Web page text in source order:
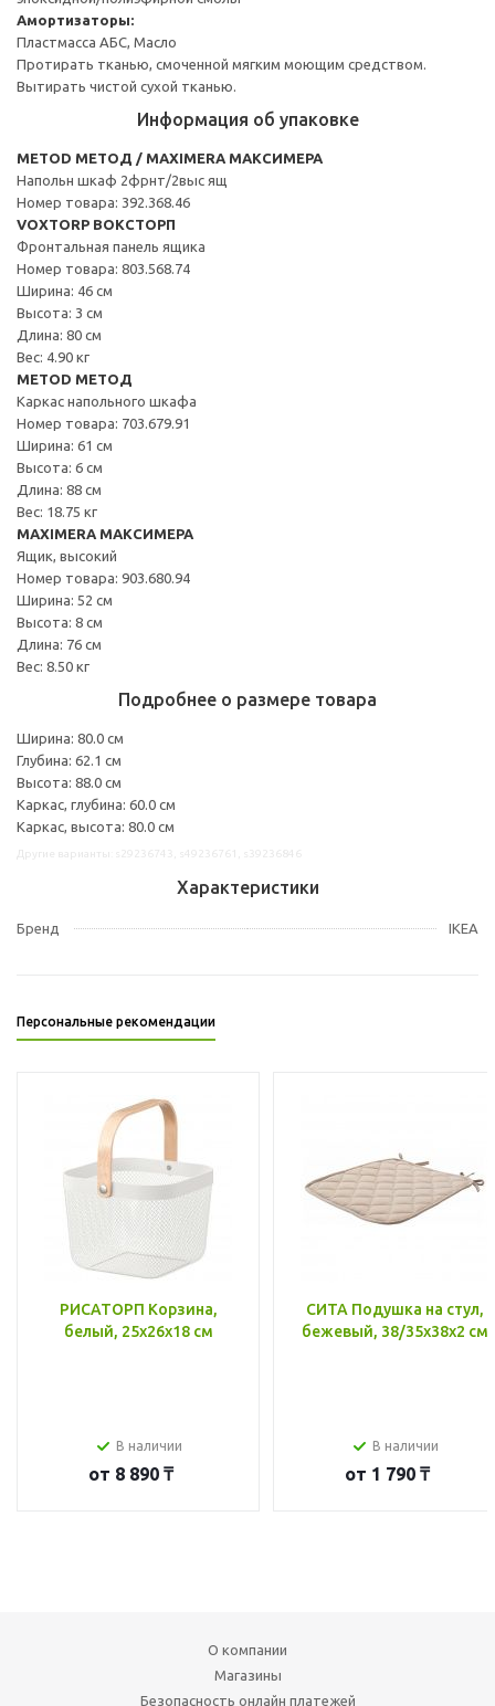
Амортизаторы:
Пластмасса АБС, Масло
Протирать тканью, смоченной мягким моющим средством.
Вытирать чистой сухой тканью.
Информация об упаковке
METOD МЕТОД / MAXIMERA МАКСИМЕРА
Напольн шкаф 2фрнт/2выс ящ
Номер товара: 392.368.46
VOXTORP ВОКСТОРП
Фронтальная панель ящика
Номер товара: 803.568.74
Ширина: 46 см
Высота: 3 см
Длина: 80 см
Вес: 4.90 кг
METOD МЕТОД
Каркас напольного шкафа
Номер товара: 703.679.91
Ширина: 61 см
Высота: 6 см
Длина: 88 см
Вес: 18.75 кг
MAXIMERA МАКСИМЕРА
Ящик, высокий
Номер товара: 903.680.94
Ширина: 52 см
Высота: 8 см
Длина: 76 см
Вес: 8.50 кг
Подробнее о размере товара
Ширина: 80.0 см
Глубина: 62.1 см
Высота: 88.0 см
Каркас, глубина: 60.0 см
Каркас, высота: 80.0 см
Характеристики
Бренд IKEA
Персональные рекомендации
РИСАТОРП Корзина,
белый, 25x26x18 см
В наличии
от 8 890 ₸
СИТА Подушка на стул,
бежевый, 38/35x38x2 см
В наличии
от 1 790 ₸
О компании
Магазины
Безопасность онлайн платежей